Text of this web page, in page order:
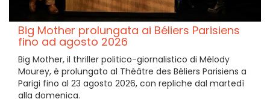
Big Mother prolungata ai Béliers Parisiens
fino ad agosto 2026
Big Mother, il thriller politico-giornalistico di Mélody
Mourey, è prolungato al Théâtre des Béliers Parisiens a
Parigi fino al 23 agosto 2026, con repliche dal martedì
alla domenica.